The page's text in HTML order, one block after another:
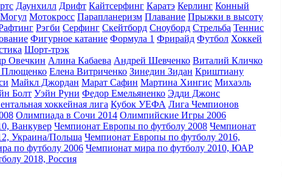
Даунхилл Дрифт Кайтсерфинг Каратэ Керлинг Конный
Могул Мотокросс Парапланеризм Плавание Прыжки в высоту
Рэгби Серфинг Скейтборд Сноуборд Стрельба Теннис
Фигурное катание Формула 1 Фрирайд Футбол Хоккей
Шорт-трэк
Овечкин Алина Кабаева Андрей Шевченко Виталий Кличко
Плющенко Елена Витриченко Зинедин Зидан Криштиану
Майкл Джордан Марат Сафин Мартина Хингис Михаэль
Болт Уэйн Руни Федор Емельяненко Эдди Джонс
хоккейная лига Кубок УЕФА Лига Чемпионов
Олимпиада в Сочи 2014 Олимпийские Игры 2006
Ванкувер Чемпионат Европы по футболу 2008 Чемпионат
Украина/Польша Чемпионат Европы по футболу 2016,
по футболу 2006 Чемпионат мира по футболу 2010, ЮАР
2018, Россия